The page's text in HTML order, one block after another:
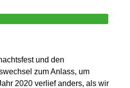
und den
zum Anlass, um
2020 verlief anders, als wir